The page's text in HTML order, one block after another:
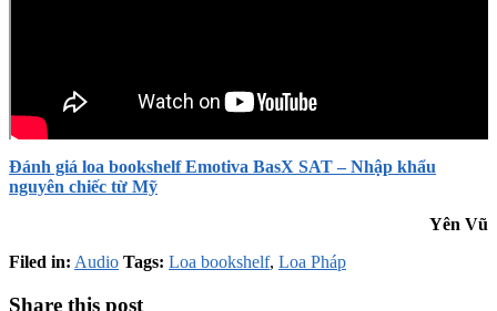
Đánh giá loa bookshelf Emotiva BasX SAT – Nhập khẩu
nguyên chiếc từ Mỹ
Yên Vũ
Filed in: Audio Tags: Loa bookshelf, Loa Pháp
Share this post